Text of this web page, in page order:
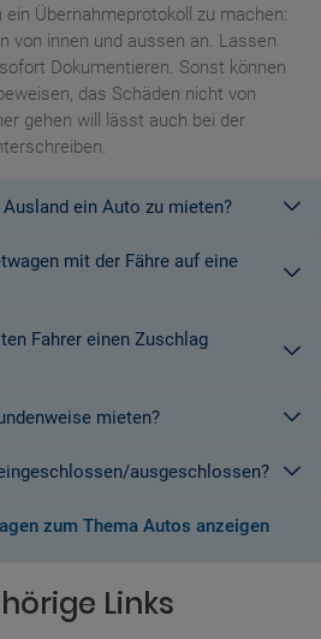
Übernahmeprotokoll zu machen:
von innen und aussen an. Lassen
Dokumentieren. Sonst können
das Schäden nicht von
gehen will lässt auch bei der
ein Auto zu mieten?
ist es kein Problem ein
und bei den meisten
mit der Fähre auf eine
erlauben aus Gründen des
Bord eines Schiffes nicht, dass ihre
den Bedingungen des Vermieters.
Fahrer einen Zuschlag
Fahrer muss am Zielort ein Zuschlag
bei dem ein zusätzlicher Fahrer
mieten?
für eine Autoanmietung 24
ausgeschlossen?
in den AGB's die Leistungen beim
zum Thema Autos anzeigen
Links